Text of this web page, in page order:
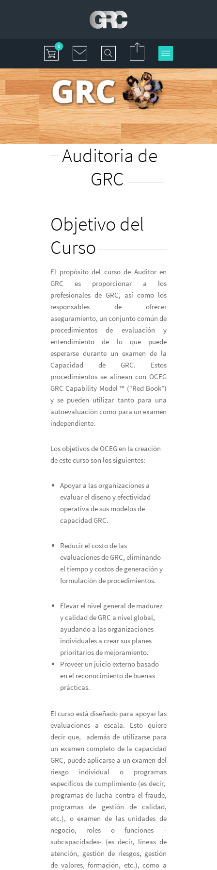
0
Auditoria de
GRC
Objetivo del
Curso
El propósito del curso de Auditor en
GRC es proporcionar a los
profesionales de GRC, así como los
responsables de ofrecer
aseguramiento, un conjunto común de
procedimientos de evaluación y
entendimiento de lo que puede
esperarse durante un examen de la
Capacidad de GRC. Estos
procedimientos se alinean con OCEG
GRC Capability Model ™ (“Red Book”)
y se pueden utilizar tanto para una
autoevaluación como para un examen
independiente.
Los objetivos de OCEG en la creación
de este curso son los siguientes:
Apoyar a las organizaciones a
evaluar el diseño y efectividad
operativa de sus modelos de
capacidad GRC.
Reducir el costo de las
evaluaciones de GRC, eliminando
el tiempo y costos de generación y
formulación de procedimientos.
Elevar el nivel general de madurez
y calidad de GRC a nivel global,
ayudando a las organizaciones
individuales a crear sus planes
prioritarios de mejoramiento.
Proveer un juicio externo basado
en el reconocimiento de buenas
prácticas.
El curso está diseñado para apoyar las
evaluaciones a escala. Esto quiere
decir que, además de utilizarse para
un examen completo de la capacidad
GRC, puede aplicarse a un examen del
riesgo individual o programas
específicos de cumplimiento (es decir,
programas de lucha contra el fraude,
programas de gestión de calidad,
etc.), o examen de las unidades de
negocio, roles o funciones –
subcapacidades- (es decir, líneas de
atención, gestión de riesgos, gestión
de valores, formación, etc.), como a